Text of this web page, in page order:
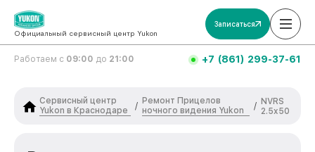
Официальный сервисный центр Yukon
Записаться
Работаем с 09:00 до 21:00 +7 (861) 299-37-61
Сервисный центр
Yukon в Краснодаре
/
Ремонт Прицелов
ночного видения Yukon
/ NVRS
2.5x50